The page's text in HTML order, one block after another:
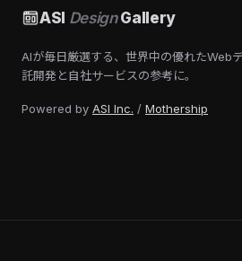
ASI DesignGallery
AIが毎日厳選する、世界中の優れたWeb
託開発と自社サービスの参考に。
Powered by ASI Inc. / Mothership